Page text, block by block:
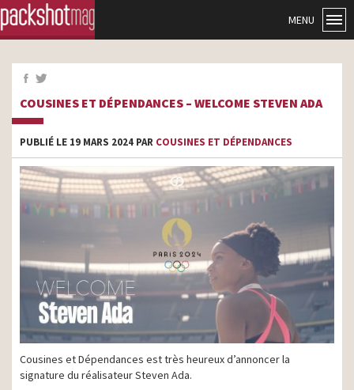
MENU
COUSINES ET DÉPENDANCES – WELCOME STEVEN ADA
PUBLIÉ LE 19 MARS 2024 PAR COUSINES ET DÉPENDANCES
Cousines et Dépendances est très heureux d’annoncer la
signature du réalisateur Steven Ada.